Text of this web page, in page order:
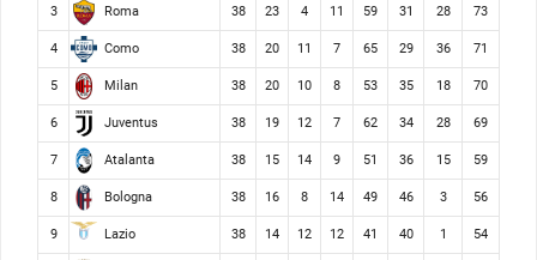
3 Roma 38 23 4 11 59 31 28 73
4 Como 38 20 11 7 65 29 36 71
5 Milan 38 20 10 8 53 35 18 70
6 Juventus 38 19 12 7 62 34 28 69
7 Atalanta 38 15 14 9 51 36 15 59
8 Bologna 38 16 8 14 49 46 3 56
9 Lazio 38 14 12 12 41 40 1 54